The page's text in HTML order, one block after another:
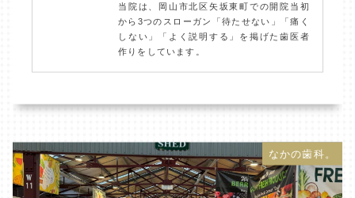
当院は、岡山市北区矢坂東町での開院当初
から3つのスローガン「待たせない」「痛く
しない」「よく説明する」を掲げた歯医者
作りをしています。
なかの歯科。